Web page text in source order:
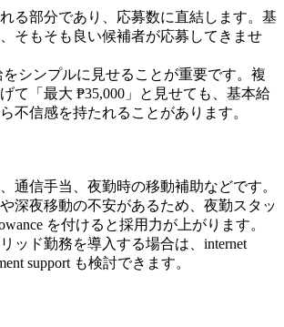
る部分であり、応募数に直結します。基
そもそも良い候補者が応募してきませ
シンプルに見せることが重要です。複
て「最大 ₱35,000」と見せても、基本給
不信感を持たれることがあります。
通信手当、夜勤時の移動補助などです。
深夜移動の不安があるため、夜勤スタッ
を付けると採用力が上がります。
ッド勤務を導入する場合は、internet
support も検討できます。